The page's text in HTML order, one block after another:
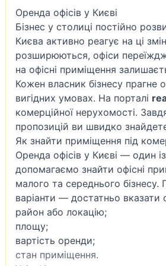
Оренда офісів у Києві
Бізнес у столиці постійно
Києва активно реагує на ці
розширюються, офіси
на офісні приміщення
Кожен власник бізнесу прагне
вигідних умовах. На порталі
комерційної нерухомості.
пропозицій ви швидко
Як знайти приміщення під
Оренда офісів у Києві — один
допомагаємо знайти офісні
малого та середнього
варіанти — достатньо вказати
район або локацію;
площу;
вартість оренди;
стан приміщення.